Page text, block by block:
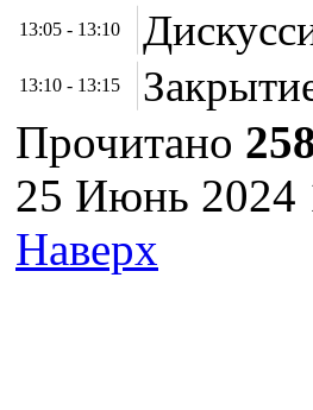
13:05 - 13:10
13:10 - 13:15
Прочитано
25 Июнь 2024
Наверх